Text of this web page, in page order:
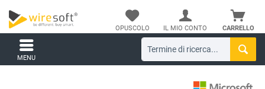
CARRELLO
OPUSCOLO IL MIO CONTO
MENU